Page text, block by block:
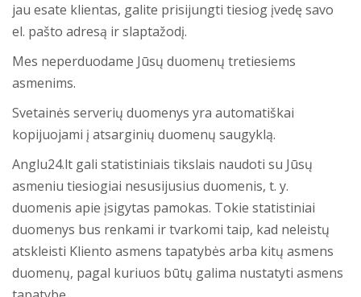
jau esate klientas, galite prisijungti tiesiog įvedę savo
el. pašto adresą ir slaptažodį.
Mes neperduodame Jūsų duomenų tretiesiems
asmenims.
Svetainės serverių duomenys yra automatiškai
kopijuojami į atsarginių duomenų saugyklą.
Anglu24.lt gali statistiniais tikslais naudoti su Jūsų
asmeniu tiesiogiai nesusijusius duomenis, t. y.
duomenis apie įsigytas pamokas. Tokie statistiniai
duomenys bus renkami ir tvarkomi taip, kad neleistų
atskleisti Kliento asmens tapatybės arba kitų asmens
duomenų, pagal kuriuos būtų galima nustatyti asmens